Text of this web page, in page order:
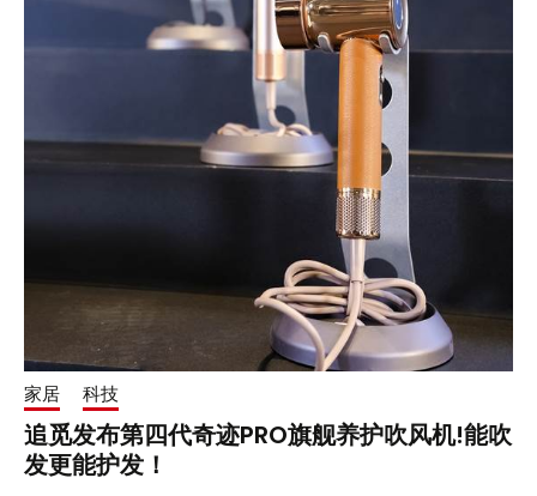
家居 科技
追觅发布第四代奇迹PRO旗舰养护吹风机!能吹
发更能护发！